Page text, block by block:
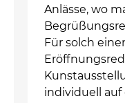
Anlässe, wo
Für solch
individuell auf